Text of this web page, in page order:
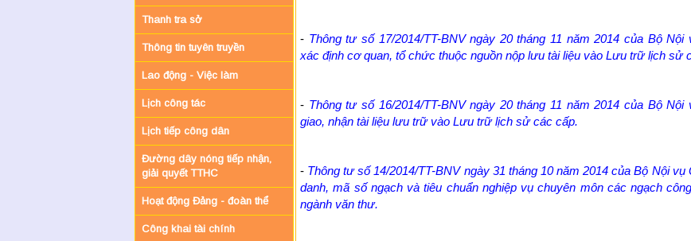
Thanh tra sở
Thông tin tuyên truyền
Lao động - Việc làm
Lịch công tác
Lịch tiếp công dân
Đường dây nóng tiếp nhận,
giải quyết TTHC
Hoạt động Đảng - đoàn thể
Công khai tài chính
- Thông tư số 17/2014/TT-BNV ngày 20 tháng 11 năm 2014 của Bộ Nội
xác định cơ quan, tổ chức thuộc nguồn nộp lưu tài liệu vào Lưu trữ lịch sử
- Thông tư số 16/2014/TT-BNV ngày 20 tháng 11 năm 2014 của Bộ Nội
giao, nhận tài liệu lưu trữ vào Lưu trữ lịch sử các cấp.
- Thông tư số 14/2014/TT-BNV ngày 31 tháng 10 năm 2014 của Bộ Nội
danh, mã số ngạch và tiêu chuẩn nghiệp vụ chuyên môn các ngạch
ngành văn thư.